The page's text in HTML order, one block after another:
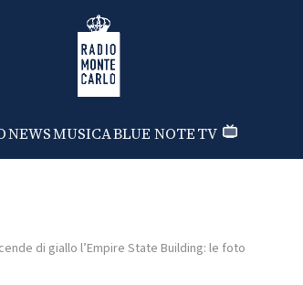
Radio Monte Carlo
NEWSMUSICABLUE NOTETV
di giallo l’Empire State Building: le foto